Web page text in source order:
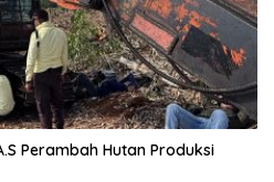
Perambah Hutan Produksi